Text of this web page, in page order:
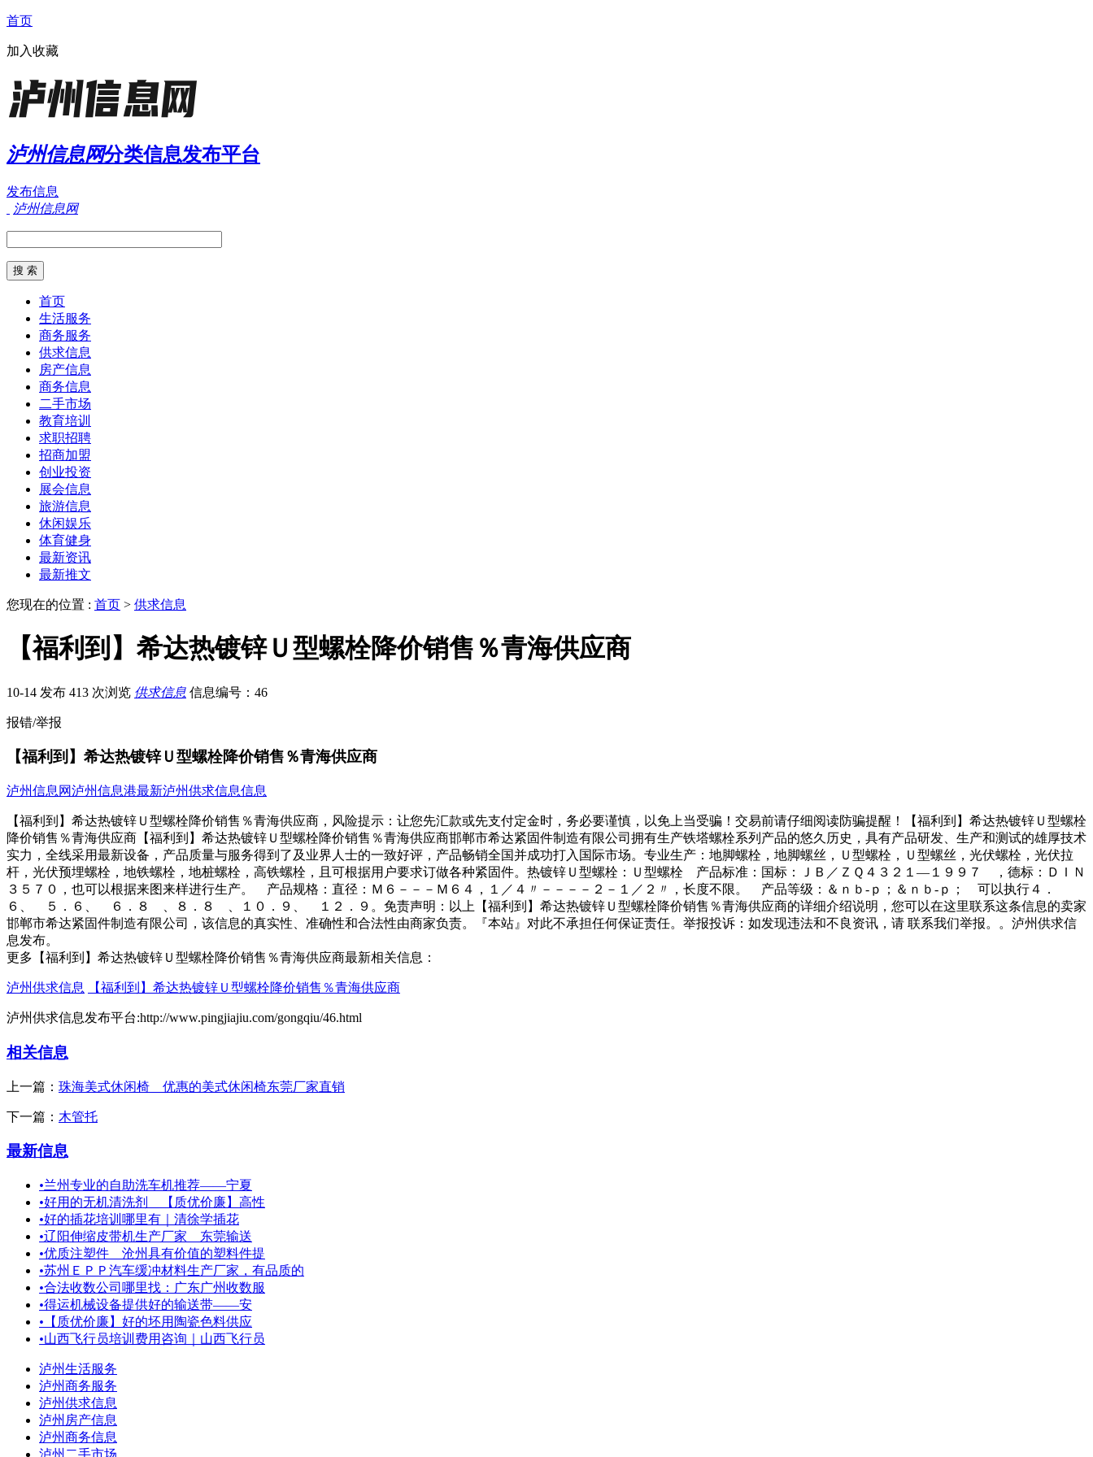
首页
加入收藏
泸州信息网分类信息发布平台
发布信息
泸州信息网
首页
生活服务
商务服务
供求信息
房产信息
商务信息
二手市场
教育培训
求职招聘
招商加盟
创业投资
展会信息
旅游信息
休闲娱乐
体育健身
最新资讯
最新推文
您现在的位置 : 首页 > 供求信息
【福利到】希达热镀锌Ｕ型螺栓降价销售％青海供应商
10-14 发布 413 次浏览 供求信息 信息编号：46
报错/举报
【福利到】希达热镀锌Ｕ型螺栓降价销售％青海供应商
泸州信息网泸州信息港最新泸州供求信息信息
【福利到】希达热镀锌Ｕ型螺栓降价销售％青海供应商，风险提示：让您先汇款或先支付定金时，务必要谨慎，以免上当受骗！交易前请仔细阅读防骗提醒！【福利到】希达热镀锌Ｕ型螺栓
降价销售％青海供应商【福利到】希达热镀锌Ｕ型螺栓降价销售％青海供应商邯郸市希达紧固件制造有限公司拥有生产铁塔螺栓系列产品的悠久历史，具有产品研发、生产和测试的雄厚技术
实力，全线采用最新设备，产品质量与服务得到了及业界人士的一致好评，产品畅销全国并成功打入国际市场。专业生产：地脚螺栓，地脚螺丝，Ｕ型螺栓，Ｕ型螺丝，光伏螺栓，光伏拉
杆，光伏预埋螺栓，地铁螺栓，地桩螺栓，高铁螺栓，且可根据用户要求订做各种紧固件。热镀锌Ｕ型螺栓：Ｕ型螺栓 产品标准：国标：ＪＢ／ＺＱ４３２１—１９９７ ，德标：ＤＩＮ
３５７０，也可以根据来图来样进行生产。 产品规格：直径：Ｍ６－－－Ｍ６４，１／４〃－－－－２－１／２〃，长度不限。 产品等级：＆ｎｂ-ｐ；＆ｎｂ-ｐ； 可以执行４．
６、 ５．６、 ６．８ 、８．８ 、１０．９、 １２．９。免责声明：以上【福利到】希达热镀锌Ｕ型螺栓降价销售％青海供应商的详细介绍说明，您可以在这里联系这条信息的卖家
邯郸市希达紧固件制造有限公司，该信息的真实性、准确性和合法性由商家负责。『本站』对此不承担任何保证责任。举报投诉：如发现违法和不良资讯，请 联系我们举报。。泸州供求信
息发布。
更多【福利到】希达热镀锌Ｕ型螺栓降价销售％青海供应商最新相关信息：
泸州供求信息 【福利到】希达热镀锌Ｕ型螺栓降价销售％青海供应商
泸州供求信息发布平台:http://www.pingjiajiu.com/gongqiu/46.html
相关信息
上一篇： 珠海美式休闲椅＿优惠的美式休闲椅东莞厂家直销
下一篇： 木管托
最新信息
•兰州专业的自助洗车机推荐——宁夏
•好用的无机清洗剂＿【质优价廉】高性
•好的插花培训哪里有｜清徐学插花
•辽阳伸缩皮带机生产厂家 东莞输送
•优质注塑件＿沧州具有价值的塑料件提
•苏州ＥＰＰ汽车缓冲材料生产厂家，有品质的
•合法收数公司哪里找：广东广州收数服
•得运机械设备提供好的输送带——安
• 【质优价廉】好的坯用陶瓷色料供应
•山西飞行员培训费用咨询｜山西飞行员
泸州生活服务
泸州商务服务
泸州供求信息
泸州房产信息
泸州商务信息
泸州二手市场